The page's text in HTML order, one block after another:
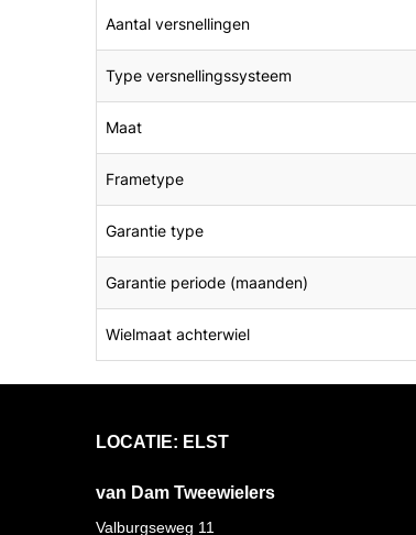
Aantal versnellingen
Type versnellingssysteem
Maat
Frametype
Garantie type
Garantie periode (maanden)
Wielmaat achterwiel
LOCATIE: ELST
van Dam Tweewielers
Valburgseweg 11